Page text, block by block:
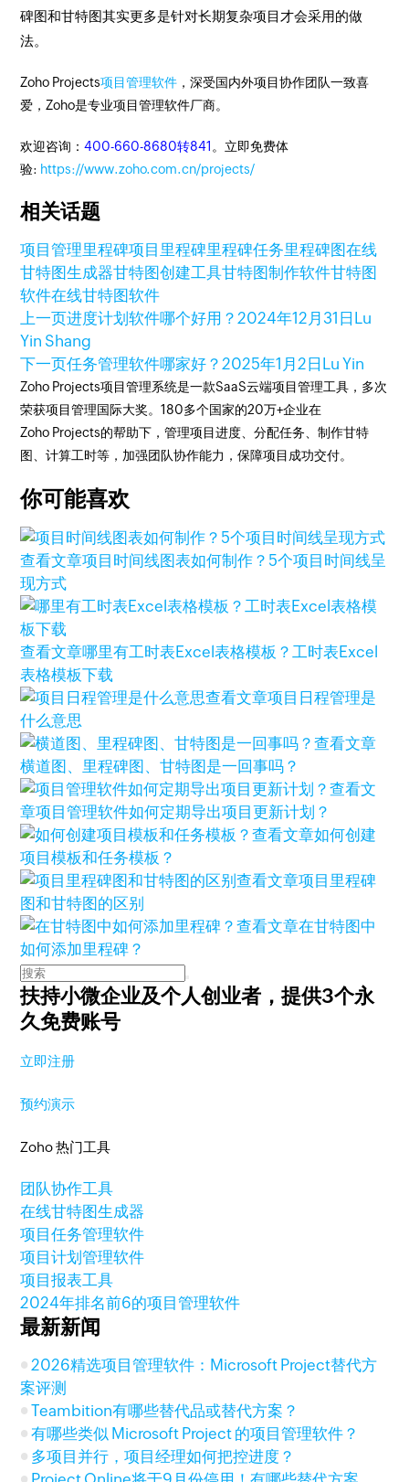
碑图和甘特图其实更多是针对长期复杂项目才会采用的做
法。
Zoho Projects项目管理软件 ，深受国内外项目协作团队一致喜
爱，Zoho是专业项目管理软件厂商。
欢迎咨询：400-660-8680转841 。立即免费体
验: https://www.zoho.com.cn/projects/
相关话题
项目管理里程碑项目里程碑里程碑任务里程碑图在线
甘特图生成器甘特图创建工具甘特图制作软件甘特图
软件在线甘特图软件
上一页进度计划软件哪个好用？2024年12月31日 Lu
Yin Shang
下一页任务管理软件哪家好？2025年1月2日 Lu Yin
Zoho Projects项目管理系统是一款SaaS云端项目管理工具，多次
荣获项目管理国际大奖。180多个国家的20万+企业在
Zoho Projects的帮助下，管理项目进度、分配任务、制作甘特
图、计算工时等，加强团队协作能力，保障项目成功交付。
你可能喜欢
查看文章项目时间线图表如何制作？5个项目时间线呈
现方式
查看文章哪里有工时表Excel表格模板？工时表Excel
表格模板下载
查看文章项目日程管理是
什么意思
查看文章
横道图、里程碑图、甘特图是一回事吗？
查看文
章项目管理软件如何定期导出项目更新计划？
查看文章如何创建
项目模板和任务模板？
查看文章项目里程碑
图和甘特图的区别
查看文章在甘特图中
如何添加里程碑？
扶持小微企业及个人创业者，提供3个永
久免费账号
立即注册
预约演示
Zoho 热门工具
团队协作工具
在线甘特图生成器
项目任务管理软件
项目计划管理软件
项目报表工具
2024年排名前6的项目管理软件
最新新闻
2026精选项目管理软件：Microsoft Project替代方
案评测
Teambition有哪些替代品或替代方案？
有哪些类似 Microsoft Project 的项目管理软件？
多项目并行，项目经理如何把控进度？